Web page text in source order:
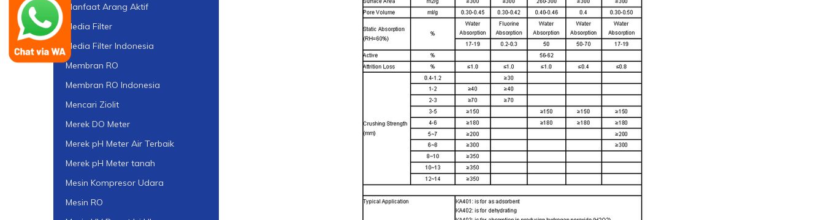
Manfaat Arang Aktif
Media Filter
Media Filter Indonesia
Membran RO
Membran RO Indonesia
Mencari Ziolit
Merek DO Meter
Merek pH Meter Air Terbaik
Merek pH Meter tanah
Mesin Kompresor Udara
Mesin RO